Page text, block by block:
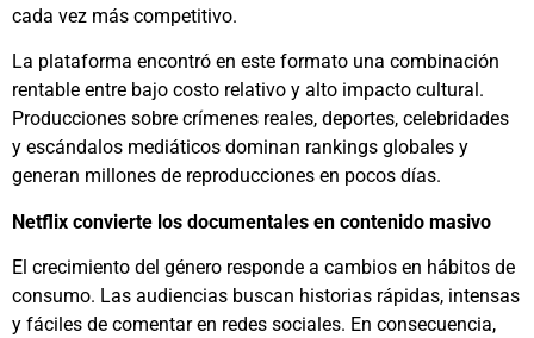
cada vez más competitivo.
La plataforma encontró en este formato una combinación
rentable entre bajo costo relativo y alto impacto cultural.
Producciones sobre crímenes reales, deportes, celebridades
y escándalos mediáticos dominan rankings globales y
generan millones de reproducciones en pocos días.
Netflix convierte los documentales en contenido masivo
El crecimiento del género responde a cambios en hábitos de
consumo. Las audiencias buscan historias rápidas, intensas
y fáciles de comentar en redes sociales. En consecuencia,